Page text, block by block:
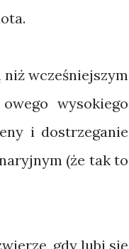
niż wcześniejszym
wysokiego
i dostrzeganie
(że tak to
gdy lubi się